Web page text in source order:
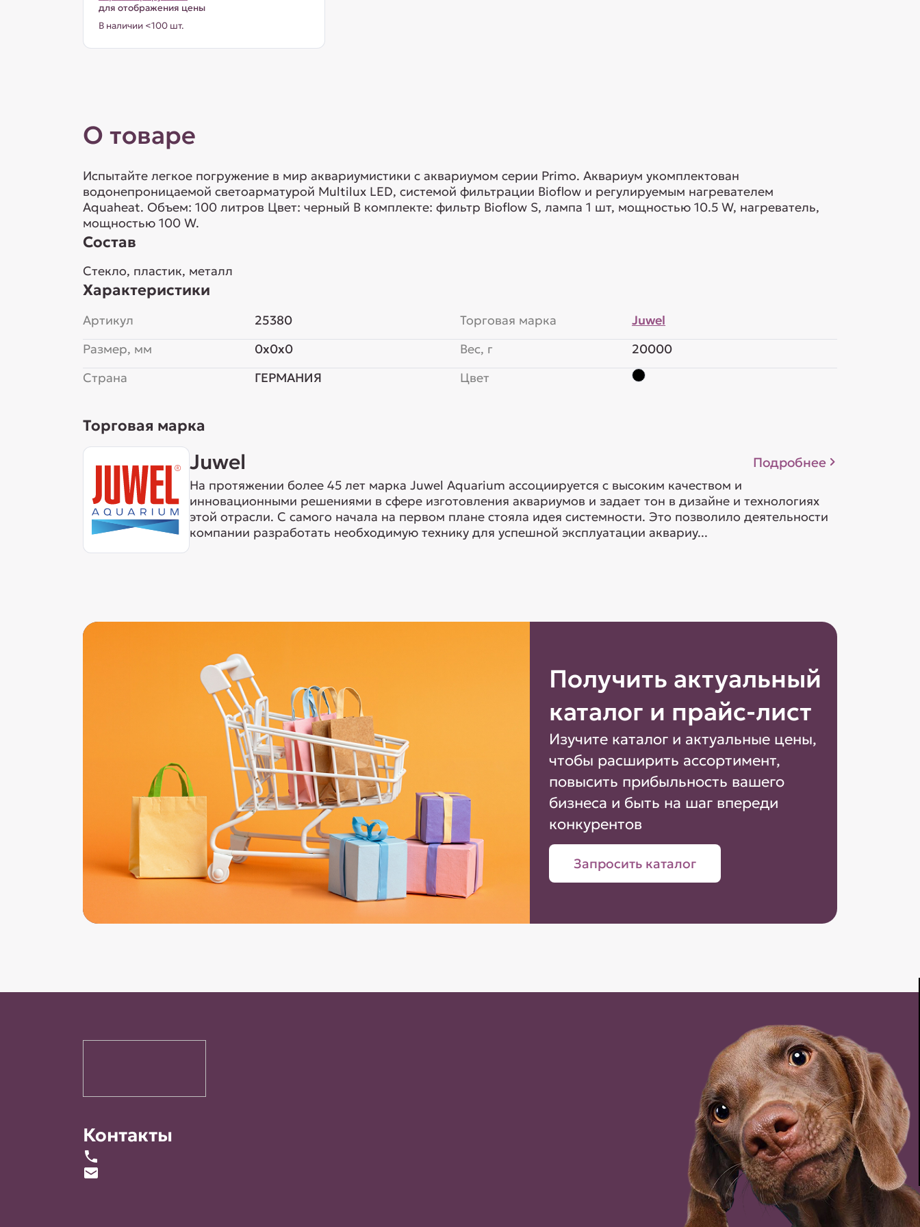
для отображения цены
В наличии <100 шт.
О товаре
Испытайте легкое погружение в мир аквариумистики с аквариумом серии Primo. Аквариум укомплектован
водонепроницаемой светоарматурой Multilux LED, системой фильтрации Bioflow и регулируемым нагревателем
Aquaheat. Объем: 100 литров Цвет: черный В комплекте: фильтр Bioflow S, лампа 1 шт, мощностью 10.5 W, нагреватель,
мощностью 100 W.
Состав
Стекло, пластик, металл
Характеристики
Артикул
25380
Размер, мм
0x0x0
Страна
ГЕРМАНИЯ
Торговая марка
Juwel
Вес, г
20000
Цвет
Торговая марка
Juwel Подробнее
На протяжении более 45 лет марка Juwel Aquarium ассоциируется с высоким качеством и
инновационными решениями в сфере изготовления аквариумов и задает тон в дизайне и технологиях
этой отрасли. С самого начала на первом плане стояла идея системности. Это позволило деятельности
компании разработать необходимую технику для успешной эксплуатации аквариу...
Получить актуальный
каталог и прайс-лист
Изучите каталог и актуальные цены,
чтобы расширить ассортимент,
повысить прибыльность вашего
бизнеса и быть на шаг впереди
конкурентов
Запросить каталог
Контакты